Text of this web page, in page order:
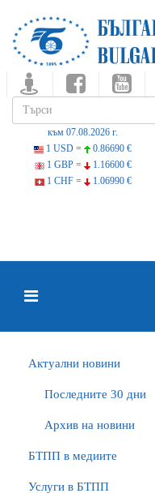
към 07.08.2026 г.
1 USD =
0.86690 €
1 GBP =
1.16600 €
1 CHF =
1.06990 €
Актуални новини
Последните 30 дни
Архив на новини
БTПП в медиите
Услуги в БТПП